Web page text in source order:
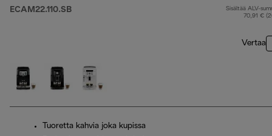
ECAM22.110.SB
Sisältää ALV-
70,91 €
Vertaa
Tuoretta kahvia joka kupissa